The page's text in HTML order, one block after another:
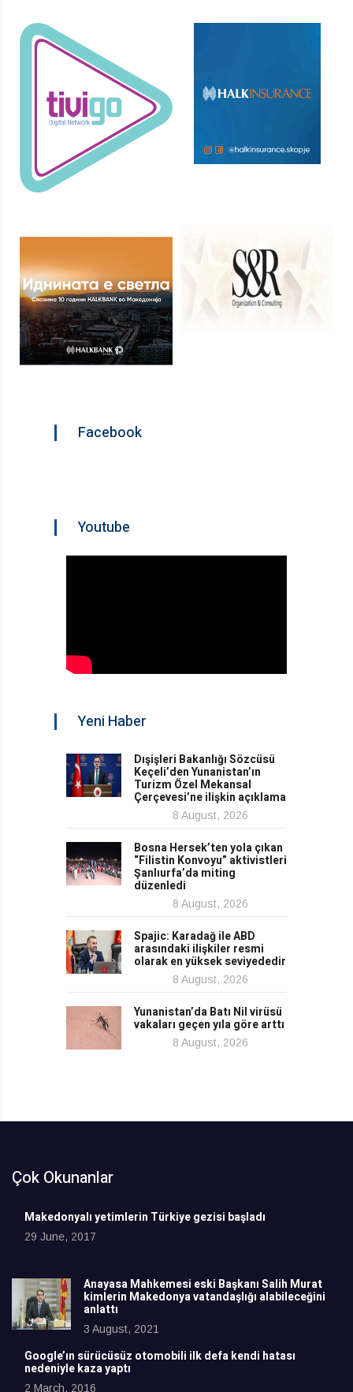
Facebook
Youtube
Yeni Haber
Dışişleri Bakanlığı Sözcüsü
Keçeli’den Yunanistan’ın
Turizm Özel Mekansal
Çerçevesi’ne ilişkin açıklama
8 August, 2026
Bosna Hersek’ten yola çıkan
“Filistin Konvoyu” aktivistleri
Şanlıurfa’da miting
düzenledi
8 August, 2026
Spajic: Karadağ ile ABD
arasındaki ilişkiler resmi
olarak en yüksek seviyededir
8 August, 2026
Yunanistan’da Batı Nil virüsü
vakaları geçen yıla göre arttı
8 August, 2026
Çok Okunanlar
Makedonyalı yetimlerin Türkiye gezisi başladı
29 June, 2017
Anayasa Mahkemesi eski Başkanı Salih Murat
kimlerin Makedonya vatandaşlığı alabileceğini
anlattı
3 August, 2021
Google’ın sürücüsüz otomobili ilk defa kendi hatası
nedeniyle kaza yaptı
2 March, 2016